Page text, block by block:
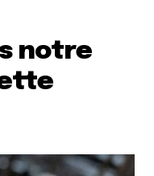
notre